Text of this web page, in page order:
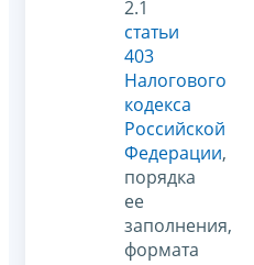
2.1
статьи
403
Налогового
кодекса
Российской
Федерации,
порядка
ее
заполнения,
формата